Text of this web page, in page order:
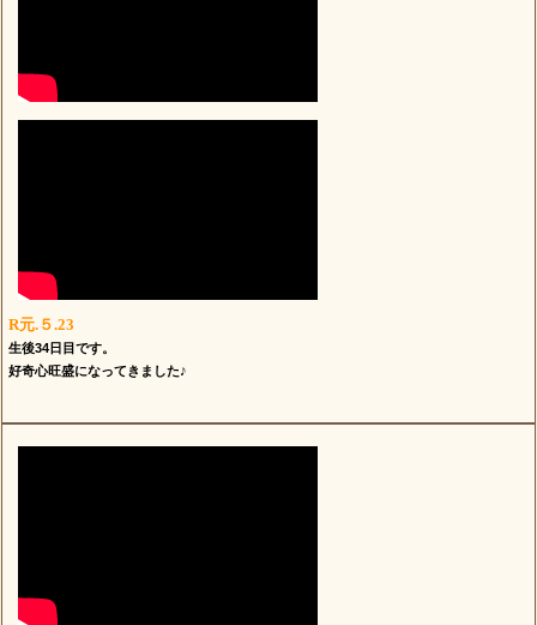
R元.５.23
生後34日目です。
好奇心旺盛になってきました♪